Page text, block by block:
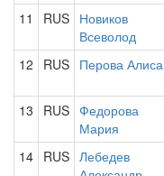
11 RUS Новиков
Всеволод
12 RUS Перова Алиса
13 RUS Федорова
Мария
14 RUS Лебедев